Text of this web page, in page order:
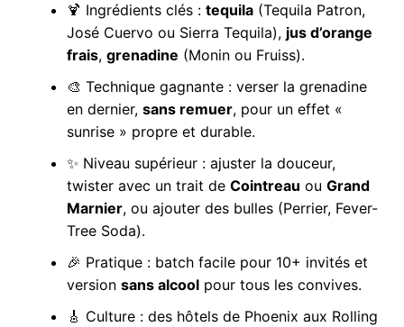
🍹 Ingrédients clés : tequila(Tequila Patron,
José Cuervo ou Sierra Tequila), jus d’orange
frais, grenadine (Monin ou Fruiss).
🎨 Technique gagnante : verser la grenadine
en dernier, sans remuer, pour un effet «
sunrise » propre et durable.
✨ Niveau supérieur : ajuster la douceur,
twister avec un trait de Cointreau ou Grand
Marnier, ou ajouter des bulles (Perrier, Fever-
Tree Soda).
🎉 Pratique : batch facile pour 10+ invités et
version sans alcoolpour tous les convives.
🎸 Culture : des hôtels de Phoenix aux Rolling